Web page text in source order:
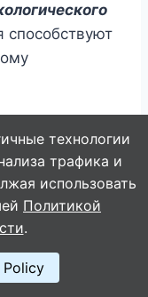
cпocoбcтвyют
технологии
трафика и
использовать
Политикой
.
Policy